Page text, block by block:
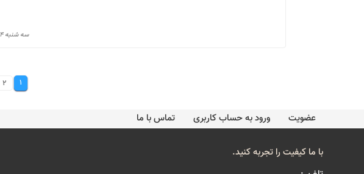
سه شنبه ۲۴ فروردین ۰
1
2
عضویت ورود به حساب کاربری تماس با ما
با ما کیفیت را تجربه کنید.